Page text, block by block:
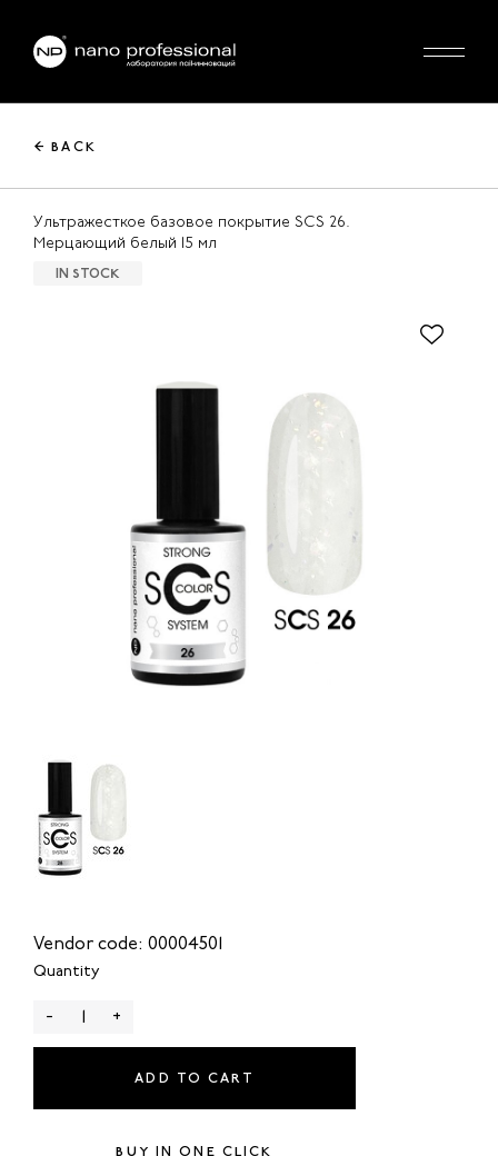
← BACK
Ультражесткое базовое покрытие SCS 26.
Мерцающий белый 15 мл
IN STOCK
Vendor code: 00004501
Quantity
- +
ADD TO CART
BUY IN ONE CLICK